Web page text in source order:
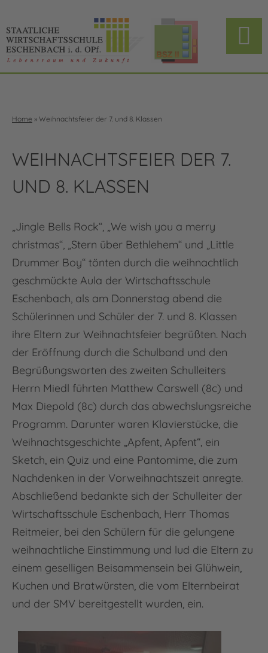
Home » Weihnachtsfeier der 7. und 8. Klassen
WEIHNACHTSFEIER DER 7.
UND 8. KLASSEN
„Jingle Bells Rock“, „We wish you a merry
christmas“, „Stern über Bethlehem“ und „Little
Drummer Boy“ tönten durch die weihnachtlich
geschmückte Aula der Wirtschaftsschule
Eschenbach, als am Donnerstag abend die
Schülerinnen und Schüler der 7. und 8. Klassen
ihre Eltern zur Weihnachtsfeier begrüßten. Nach
der Eröffnung durch die Schulband und den
Begrüßungsworten des zweiten Schulleiters
Herrn Miedl führten Matthew Carswell (8c) und
Max Diepold (8c) durch das abwechslungsreiche
Programm. Darunter waren Klavierstücke, die
Weihnachtsgeschichte „Apfent, Apfent“, ein
Sketch, ein Quiz und eine Pantomime, die zum
Nachdenken in der Vorweihnachtszeit anregte.
Abschließend bedankte sich der Schulleiter der
Wirtschaftsschule Eschenbach, Herr Thomas
Reitmeier, bei den Schülern für die gelungene
weihnachtliche Einstimmung und lud die Eltern zu
einem geselligen Beisammensein bei Glühwein,
Kuchen und Bratwürsten, die vom Elternbeirat
und der SMV bereitgestellt wurden, ein.